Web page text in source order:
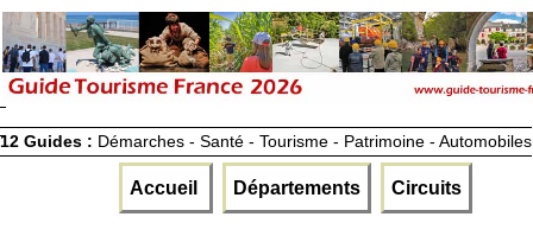
12 Guides : Démarches - Santé - Tourisme - Patrimoine - Automobiles
Accueil Départements Circuits